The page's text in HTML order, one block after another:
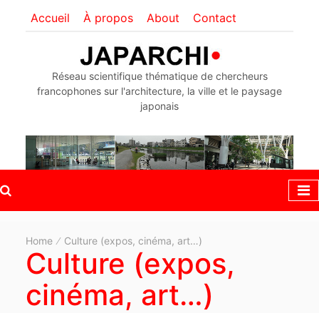
Accueil À propos About Contact
Réseau scientifique thématique de chercheurs
francophones sur l'architecture, la ville et le paysage
japonais
Home Culture (expos, cinéma, art…)
Culture (expos,
cinéma, art…)